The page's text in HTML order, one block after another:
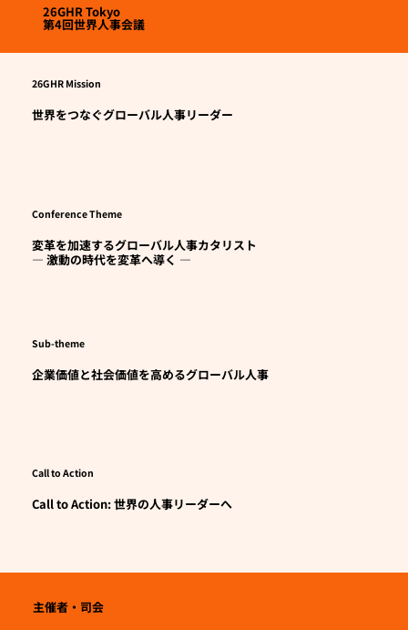
26GHR Tokyo
第4回世界人事会議
26GHR Mission
世界をつなぐグローバル人事リーダー
Conference Theme
変革を加速するグローバル人事カタリスト
― 激動の時代を変革へ導く ―
Sub-theme
企業価値と社会価値を高めるグローバル人事
Call to Action
Call to Action: 世界の人事リーダーへ
主催者・司会